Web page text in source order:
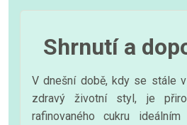
Shrnutí a
V dnešní době, kdy se stále
zdravý životní styl, je
rafinovaného cukru